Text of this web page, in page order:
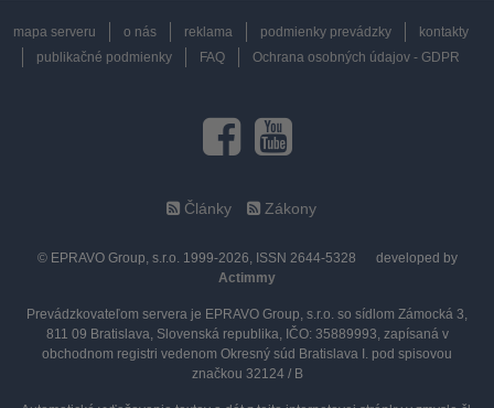
mapa serveru o nás reklama podmienky prevádzky
kontakty
publikačné podmienky
FAQ Ochrana osobných údajov - GDPR
Články Zákony
© EPRAVO Group, s.r.o. 1999-2026, ISSN 2644-5328
developed by
Actimmy
Prevádzkovateľom servera je EPRAVO Group, s.r.o. so sídlom Zámocká 3,
811 09 Bratislava, Slovenská republika, IČO: 35889993, zapísaná v
obchodnom registri vedenom Okresný súd Bratislava I. pod spisovou
značkou 32124 / B